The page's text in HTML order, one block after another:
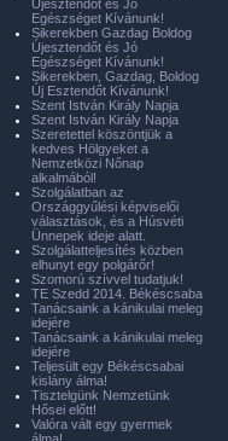
Újesztendőt és Jó
Egészséget Kívánunk!
Sikerekben Gazdag Boldog
Újesztendőt és Jó
Egészséget Kívánunk!
Sikerekben, Gazdag, Boldog
Új Esztendőt Kívánunk!
Szent István Király Napja
Szent István Király Napja
Szeretettel köszöntjük a
kedves Hölgyeket a
Nemzetközi Nőnap
alkalmából!
Szolgálatban az
Országgyűlési képviselői
választások, és a Húsvéti
Ünnepek ideje alatt.
Szolgálatteljesítés közben
elhunyt egy polgárőr!
Szomorú szívvel tudatjuk!
TE Szedd 2014. Békéscsaba
Tanácsaink a kánikulai meleg
idejére
Tanácsaink a kánikulai meleg
idejére
Teljesült egy Békéscsabai
kislány álma!
Tisztelgünk Nemzetünk
Hősei előtt!
Valóra vált egy gyermek